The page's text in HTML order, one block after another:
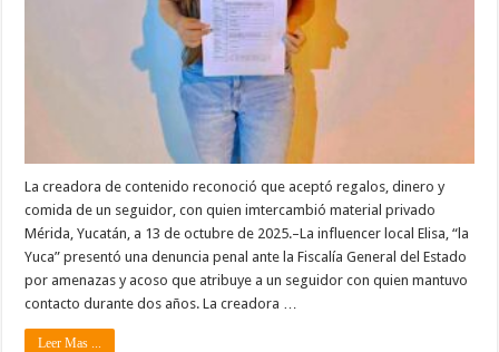
La creadora de contenido reconoció que aceptó regalos, dinero y
comida de un seguidor, con quien imtercambió material privado
Mérida, Yucatán, a 13 de octubre de 2025.–La influencer local Elisa, “la
Yuca” presentó una denuncia penal ante la Fiscalía General del Estado
por amenazas y acoso que atribuye a un seguidor con quien mantuvo
contacto durante dos años. La creadora …
Leer Mas ...